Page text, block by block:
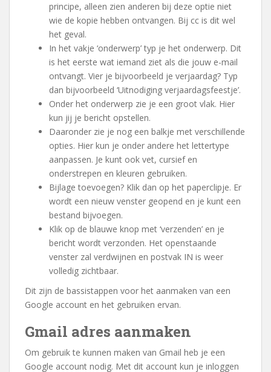
principe, alleen zien anderen bij deze optie niet
wie de kopie hebben ontvangen. Bij cc is dit wel
het geval.
In het vakje ‘onderwerp’ typ je het onderwerp. Dit
is het eerste wat iemand ziet als die jouw e-mail
ontvangt. Vier je bijvoorbeeld je verjaardag? Typ
dan bijvoorbeeld ‘Uitnodiging verjaardagsfeestje’.
Onder het onderwerp zie je een groot vlak. Hier
kun jij je bericht opstellen.
Daaronder zie je nog een balkje met verschillende
opties. Hier kun je onder andere het lettertype
aanpassen. Je kunt ook vet, cursief en
onderstrepen en kleuren gebruiken.
Bijlage toevoegen? Klik dan op het paperclipje. Er
wordt een nieuw venster geopend en je kunt een
bestand bijvoegen.
Klik op de blauwe knop met ‘verzenden’ en je
bericht wordt verzonden. Het openstaande
venster zal verdwijnen en postvak IN is weer
volledig zichtbaar.
Dit zijn de bassistappen voor het aanmaken van een
Google account en het gebruiken ervan.
Gmail adres aanmaken
Om gebruik te kunnen maken van Gmail heb je een
Google account nodig. Met dit account kun je inloggen